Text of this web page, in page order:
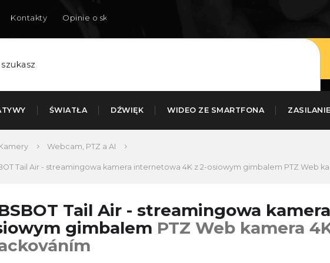
Kontakty Opinie o sklepie
ŚWIATŁA DŹWIĘK WIDEO ZE SMARTFONA ZASILANIE
Webcam, PTZ a AI
Tail Air - streamingowa kamera internetowa 4K z 2-osiowym gimbalem PTZ Web
Tail Air - streamingowa
gimbalem PTZ Web kamera